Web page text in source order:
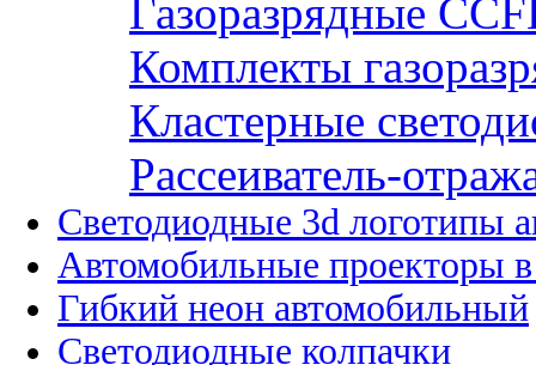
Газоразрядные
Комплекты
Кластерные
Рассеиватель-
Светодиодные 3d логотипы
Автомобильные проекторы
Гибкий неон автомобильный
Светодиодные колпачки